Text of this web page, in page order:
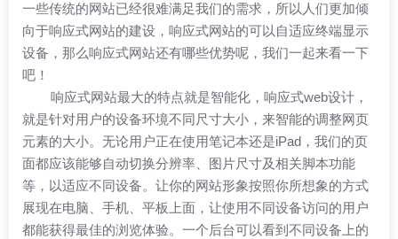
一些传统的网站已经很难满足我们的需求，所以人们更加倾
向于响应式网站的建设，响应式网站的可以自适应终端显示
设备，那么响应式网站还有哪些优势呢，我们一起来看一下
吧！
响应式网站最大的特点就是智能化，响应式web设计，
就是针对用户的设备环境不同尺寸大小，来智能的调整网页
元素的大小。无论用户正在使用笔记本还是iPad，我们的页
面都应该能够自动切换分辨率、图片尺寸及相关脚本功能
等，以适应不同设备。让你的网站形象按照你所想象的方式
展现在电脑、手机、平板上面，让使用不同设备访问的用户
都能获得最佳的浏览体验。一个后台可以看到不同设备上的